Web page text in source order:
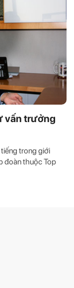
vấn trưởng
trong giới
đoàn thuộc Top